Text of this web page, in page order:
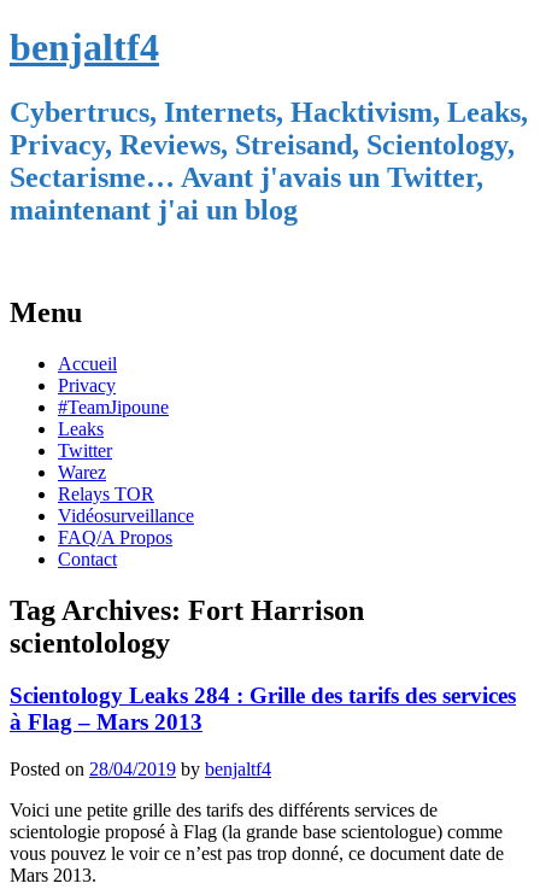
benjaltf4
Cybertrucs, Internets, Hacktivism, Leaks,
Privacy, Reviews, Streisand, Scientology,
Sectarisme… Avant j'avais un Twitter,
maintenant j'ai un blog
Menu
Skip
content
Accueil
Privacy
#TeamJipoune
Leaks
Twitter
Warez
Relays TOR
Vidéosurveillance
FAQ/A Propos
Contact
Tag Archives: Fort Harrison
scientolology
Scientology Leaks 284 : Grille des tarifs des services
à Flag – Mars 2013
Posted on 28/04/2019 by benjaltf4
Voici une petite grille des tarifs des différents services de
scientologie proposé à Flag (la grande base scientologue) comme
vous pouvez le voir ce n’est pas trop donné, ce document date de
Mars 2013.